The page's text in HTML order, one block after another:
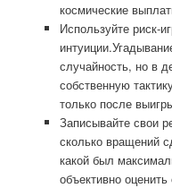
космические
Используйте риск-
случайность, но в
собственную
только после
Записывайте свои
сколько вращений
какой был
объективно